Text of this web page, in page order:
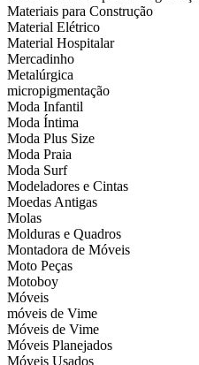
Materiais para Construção
Material Elétrico
Material Hospitalar
Mercadinho
Metalúrgica
micropigmentação
Moda Infantil
Moda Íntima
Moda Plus Size
Moda Praia
Moda Surf
Modeladores e Cintas
Moedas Antigas
Molas
Molduras e Quadros
Montadora de Móveis
Moto Peças
Motoboy
Móveis
móveis de Vime
Móveis de Vime
Móveis Planejados
Móveis Usados